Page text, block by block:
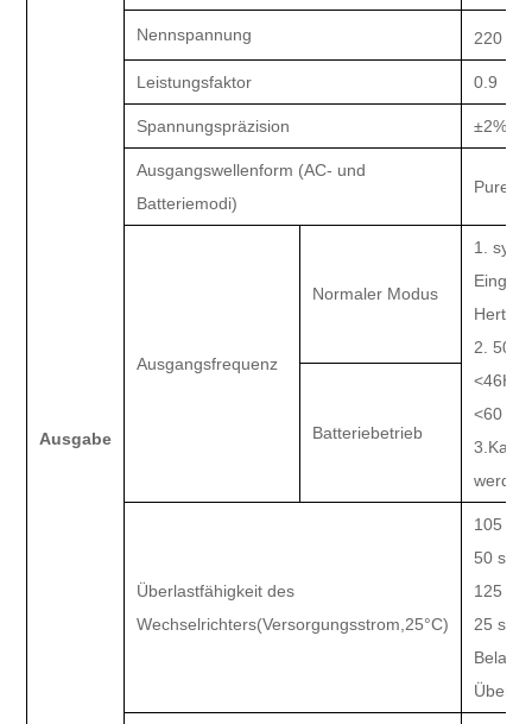
Ausgabe
Nennspannung 220
Leistungsfaktor 0.9
Spannungspräzision ±2%
Ausgangswellenform (AC- und
Batteriemodi)
Pure
Ausgangsfrequenz
Normaler Modus
1.
Hertz
2.
<46Hz,
<60
3.
werden
Batteriebetrieb
Überlastfähigkeit des
Wechselrichters(Versorgungsstrom,25°C)
105 %
50 s
125 %
25 s